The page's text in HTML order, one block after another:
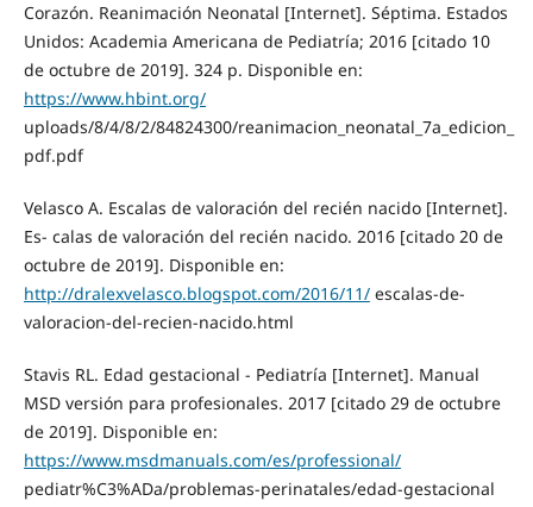
Corazón. Reanimación Neonatal [Internet]. Séptima. Estados
Unidos: Academia Americana de Pediatría; 2016 [citado 10
de octubre de 2019]. 324 p. Disponible en:
https://www.hbint.org/
uploads/8/4/8/2/84824300/reanimacion_neonatal_7a_edicion_
pdf.pdf
Velasco A. Escalas de valoración del recién nacido [Internet].
Es- calas de valoración del recién nacido. 2016 [citado 20 de
octubre de 2019]. Disponible en:
http://dralexvelasco.blogspot.com/2016/11/escalas-de-
valoracion-del-recien-nacido.html
Stavis RL. Edad gestacional - Pediatría [Internet]. Manual
MSD versión para profesionales. 2017 [citado 29 de octubre
de 2019]. Disponible en:
https://www.msdmanuals.com/es/professional/
pediatr%C3%ADa/problemas-perinatales/edad-gestacional